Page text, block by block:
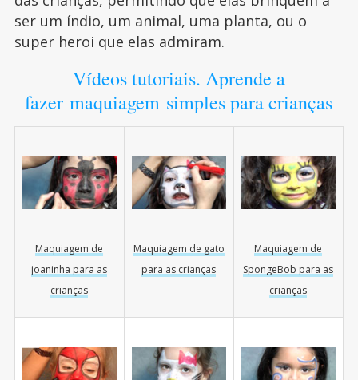
ser um índio, um animal, uma planta, ou o
super heroi que elas admiram.
Vídeos tutoriais. Aprende a
fazer maquiagem simples para crianças
Maquiagem de
joaninha para as
crianças
Maquiagem de gato
para as crianças
Maquiagem de
SpongeBob para as
crianças